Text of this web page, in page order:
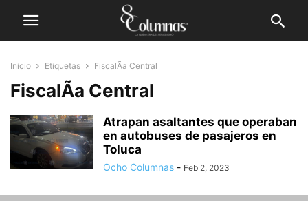
Inicio Etiquetas FiscalÃ­a Central
FiscalÃ­a Central
Atrapan asaltantes que operaban
en autobuses de pasajeros en
Toluca
Ocho Columnas - Feb 2, 2023